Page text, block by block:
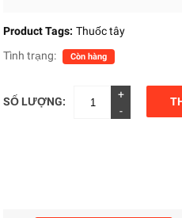
Product Tags: Thuốc tây
Tình trạng:
Còn hàng
SỐ LƯỢNG:
+
-